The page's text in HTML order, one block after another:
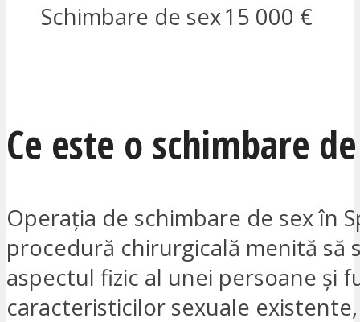
Schimbare de sex15 000 €
Ce este o schimbare
Operația de schimbare de sex în
procedură chirurgicală menită să
aspectul fizic al unei persoane și
caracteristicilor sexuale